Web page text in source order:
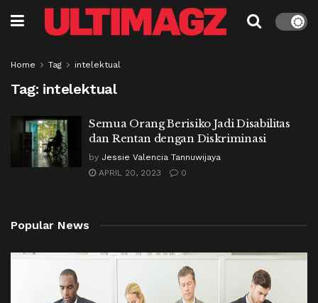
Home Tag intelektual
Tag: intelektual
Semua Orang Berisiko Jadi Disabilitas
dan Rentan dengan Diskriminasi
by Jessie Valencia Tannuwijaya
APRIL 20, 2023
0
Popular News